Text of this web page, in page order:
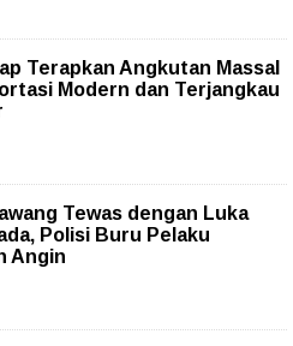
Terapkan Angkutan Massal
Modern dan Terjangkau
Tewas dengan Luka
Polisi Buru Pelaku
Angin